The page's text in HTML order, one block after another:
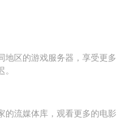
地区的游戏服务器，享受更多
的流媒体库，观看更多的电影